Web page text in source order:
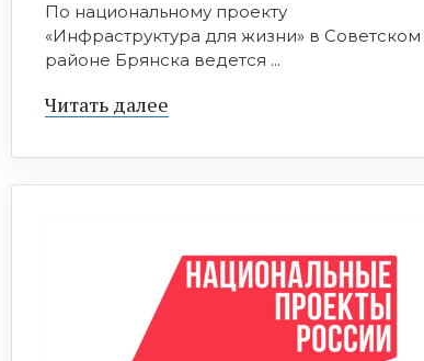
По национальному проекту
«Инфраструктура для жизни» в Советском
районе Брянска ведется ...
Читать далее